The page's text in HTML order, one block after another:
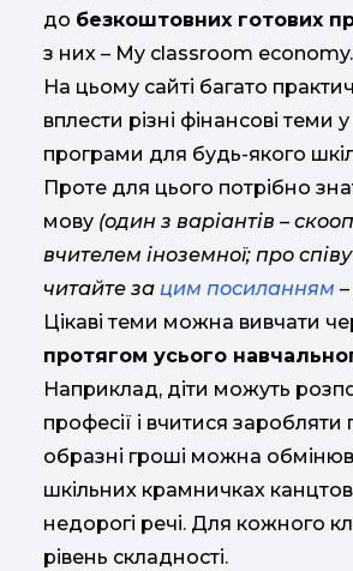
до безкоштовних готових
з них – My classroom economy.
На цьому сайті багато
вплести різні фінансові теми
програми для будь-якого
Проте для цього потрібно
мову (один з варіантів –
вчителем іноземної; про
читайте за цим посиланням
Цікаві теми можна вивчати
протягом усього
Наприклад, діти можуть
професії і вчитися заробляти
образні гроші можна
шкільних крамничках
недорогі речі. Для кожного
рівень складності.